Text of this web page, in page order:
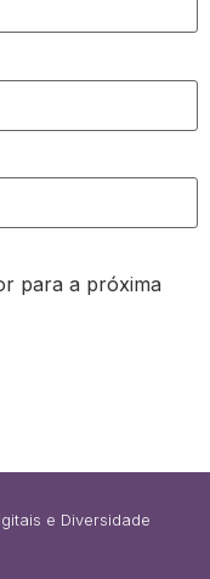
para a próxima
e Diversidade